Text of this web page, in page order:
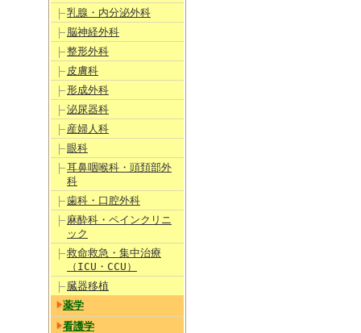
乳腺・内分泌外科
脳神経外科
整形外科
皮膚科
形成外科
泌尿器科
産婦人科
眼科
耳鼻咽喉科・頭頚部外
科
歯科・口腔外科
麻酔科・ペインクリニ
ック
救命救急・集中治療
（ICU・CCU）
臓器移植
薬学
看護学